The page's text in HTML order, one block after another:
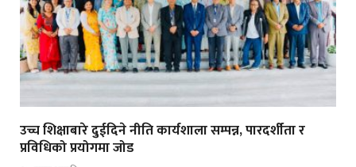
उच्च शिक्षाबारे दुईदिने नीति कार्यशाला सम्पन्न, पारदर्शीता र
प्रविधिको प्रयोगमा जोड